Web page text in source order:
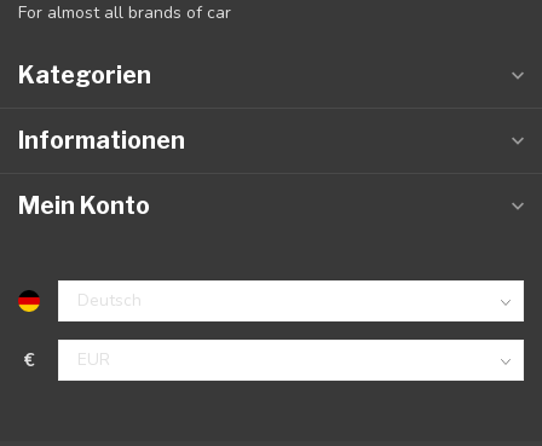
For almost all brands of car
Kategorien
Informationen
Mein Konto
€